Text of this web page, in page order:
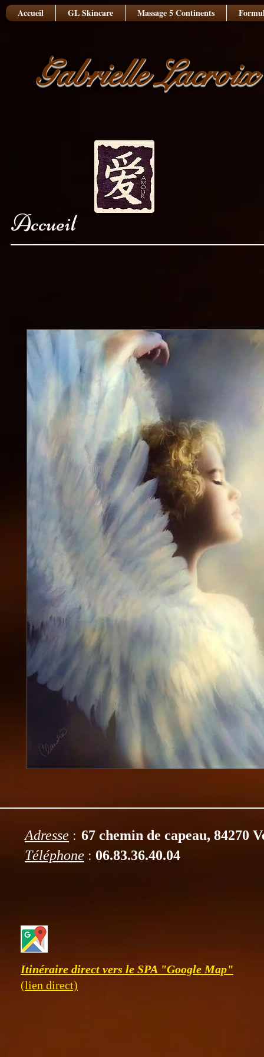
Accueil GL Skincare Massage 5 Continents
Gabrielle
Accueil
Adresse : 67 chemin de capeau, 84270
Téléphone : 06.83.36.40.04
Itinéraire direct vers le SPA "Google Map"
(lien direct)